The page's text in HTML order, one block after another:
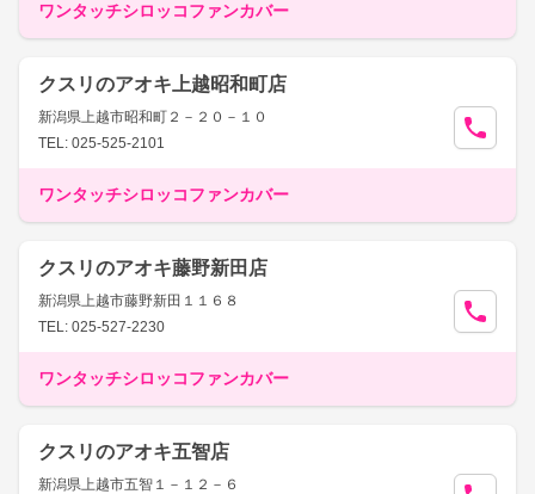
ワンタッチシロッコファンカバー
クスリのアオキ上越昭和町店
新潟県上越市昭和町２－２０－１０
TEL: 025-525-2101
ワンタッチシロッコファンカバー
クスリのアオキ藤野新田店
新潟県上越市藤野新田１１６８
TEL: 025-527-2230
ワンタッチシロッコファンカバー
クスリのアオキ五智店
新潟県上越市五智１－１２－６